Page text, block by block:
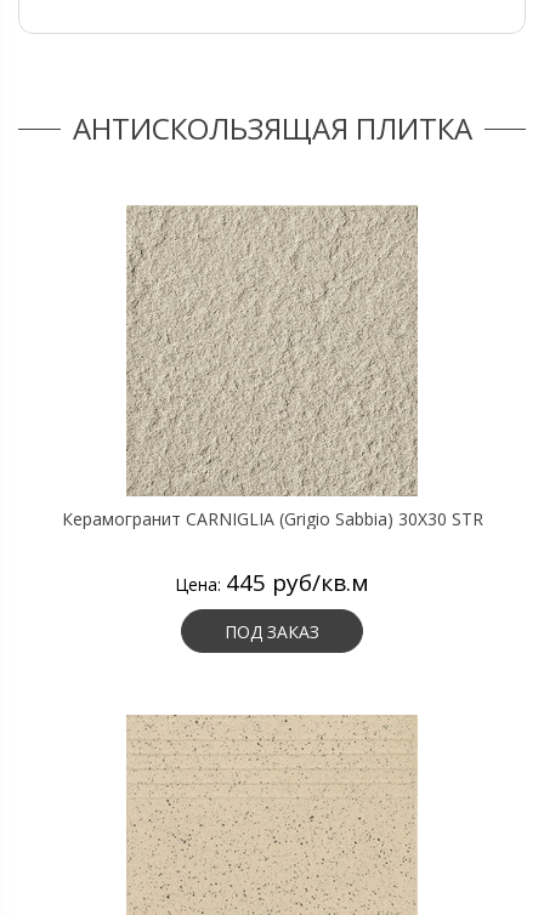
АНТИСКОЛЬЗЯЩАЯ ПЛИТКА
Керамогранит CARNIGLIA (Grigio Sabbia) 30X30 STR
Цена: 445 руб/кв.м
ПОД ЗАКАЗ